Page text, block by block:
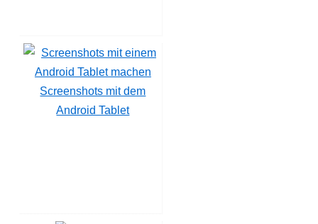
Screenshots mit dem
Android Tablet